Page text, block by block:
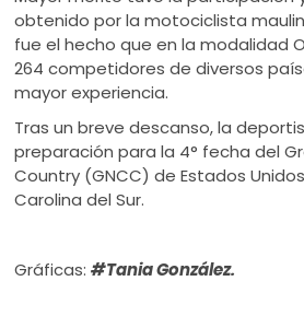
obtenido por la motociclista
fue el hecho que en la modalidad
264 competidores de diversos
mayor experiencia.
Tras un breve descanso, la
preparación para la 4° fecha del
Country (GNCC) de Estados
Carolina del Sur.
Gráficas:#Tania González.